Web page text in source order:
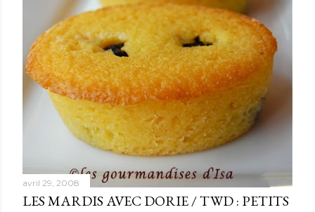
avril 29, 2008
LES MARDIS AVEC DORIE / TWD : PETITS